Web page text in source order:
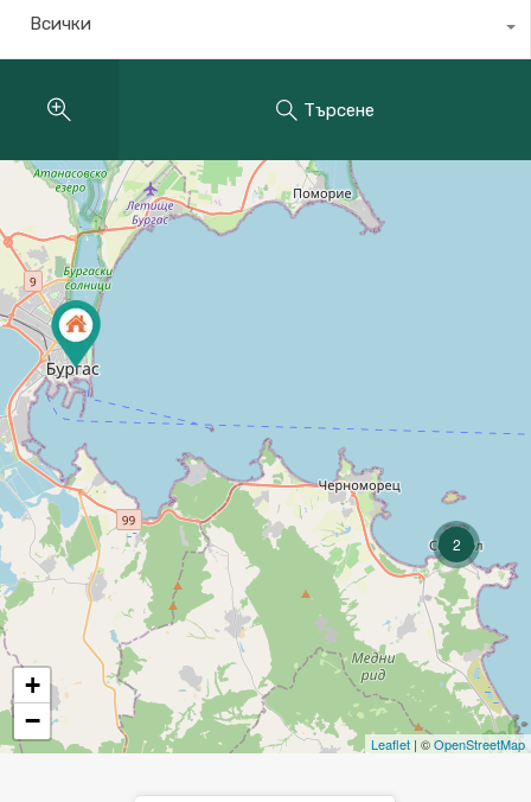
Всички
Търсене
2
+
−
Leaflet | ©OpenStreetMap